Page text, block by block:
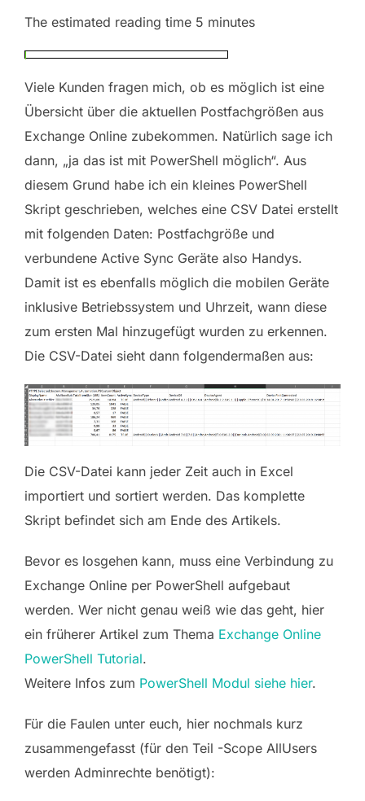
The estimated reading time 5 minutes
Viele Kunden fragen mich, ob es möglich ist eine
Übersicht über die aktuellen Postfachgrößen aus
Exchange Online zubekommen. Natürlich sage ich
dann, „ja das ist mit PowerShell möglich“. Aus
diesem Grund habe ich ein kleines PowerShell
Skript geschrieben, welches eine CSV Datei erstellt
mit folgenden Daten: Postfachgröße und
verbundene Active Sync Geräte also Handys.
Damit ist es ebenfalls möglich die mobilen Geräte
inklusive Betriebssystem und Uhrzeit, wann diese
zum ersten Mal hinzugefügt wurden zu erkennen.
Die CSV-Datei sieht dann folgendermaßen aus:
Die CSV-Datei kann jeder Zeit auch in Excel
importiert und sortiert werden. Das komplette
Skript befindet sich am Ende des Artikels.
Bevor es losgehen kann, muss eine Verbindung zu
Exchange Online per PowerShell aufgebaut
werden. Wer nicht genau weiß wie das geht, hier
ein früherer Artikel zum Thema Exchange Online
PowerShell Tutorial.
Weitere Infos zum PowerShell Modul siehe hier.
Für die Faulen unter euch, hier nochmals kurz
zusammengefasst (für den Teil -Scope AllUsers
werden Adminrechte benötigt):